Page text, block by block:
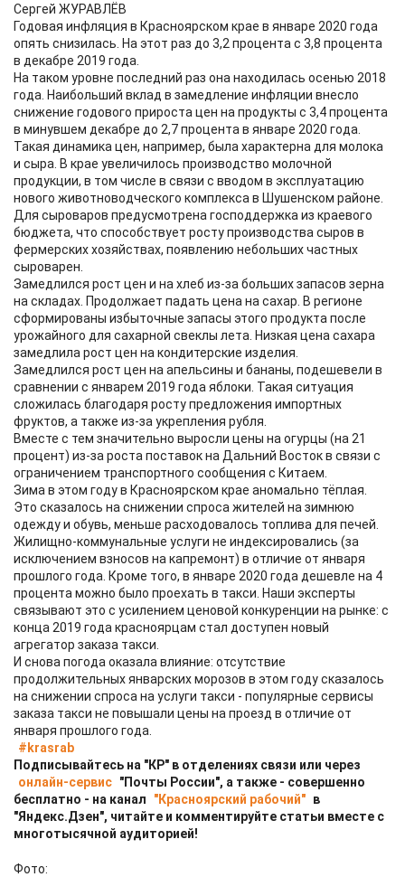
Сергей ЖУРАВЛЁВ
Годовая инфляция в Красноярском крае в январе 2020 года
опять снизилась. На этот раз до 3,2 процента с 3,8 процента
в декабре 2019 года.
На таком уровне последний раз она находилась осенью 2018
года. Наибольший вклад в замедление инфляции внесло
снижение годового прироста цен на продукты с 3,4 процента
в минувшем декабре до 2,7 процента в январе 2020 года.
Такая динамика цен, например, была характерна для молока
и сыра. В крае увеличилось производство молочной
продукции, в том числе в связи с вводом в эксплуатацию
нового животноводческого комплекса в Шушенском районе.
Для сыроваров предусмотрена господдержка из краевого
бюджета, что способствует росту производства сыров в
фермерских хозяйствах, появлению небольших частных
сыроварен.
Замедлился рост цен и на хлеб из-за больших запасов зерна
на складах. Продолжает падать цена на сахар. В регионе
сформированы избыточные запасы этого продукта после
урожайного для сахарной свеклы лета. Низкая цена сахара
замедлила рост цен на кондитерские изделия.
Замедлился рост цен на апельсины и бананы, подешевели в
сравнении с январем 2019 года яблоки. Такая ситуация
сложилась благодаря росту предложения импортных
фруктов, а также из-за укрепления рубля.
Вместе с тем значительно выросли цены на огурцы (на 21
процент) из-за роста поставок на Дальний Восток в связи с
ограничением транспортного сообщения с Китаем.
Зима в этом году в Красноярском крае аномально тёплая.
Это сказалось на снижении спроса жителей на зимнюю
одежду и обувь, меньше расходовалось топлива для печей.
Жилищно-коммунальные услуги не индексировались (за
исключением взносов на капремонт) в отличие от января
прошлого года. Кроме того, в январе 2020 года дешевле на 4
процента можно было проехать в такси. Наши эксперты
связывают это с усилением ценовой конкуренции на рынке: с
конца 2019 года красноярцам стал доступен новый
агрегатор заказа такси.
И снова погода оказала влияние: отсутствие
продолжительных январских морозов в этом году сказалось
на снижении спроса на услуги такси - популярные сервисы
заказа такси не повышали цены на проезд в отличие от
января прошлого года.
#krasrab
Подписывайтесь на "КР" в отделениях связи или через
онлайн-сервис "Почты России", а также - совершенно
бесплатно - на канал
"Красноярский рабочий" в
"Яндекс.Дзен", читайте и комментируйте статьи вместе с
многотысячной аудиторией!
Фото: